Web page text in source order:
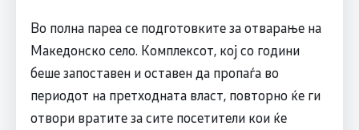
Во полна пареа се подготовките за отварање на
Македонско село. Комплексот, кој со години
беше запоставен и оставен да пропаѓа во
периодот на претходната власт, повторно ќе ги
отвори вратите за сите посетители кои ќе